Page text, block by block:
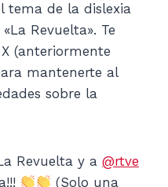
tema de la dislexia
Revuelta». Te
(anteriormente
mantenerte al
sobre la
Revuelta y a @rtve
(Solo una